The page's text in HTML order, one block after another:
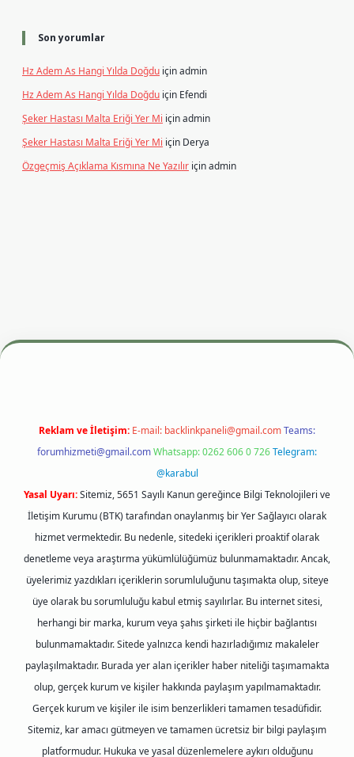
Son yorumlar
Hz Adem As Hangi Yılda Doğdu içinadmin
Hz Adem As Hangi Yılda Doğdu için Efendi
Şeker Hastası Malta Eriği Yer Mi içinadmin
Şeker Hastası Malta Eriği Yer Mi için Derya
Özgeçmiş Açıklama Kısmına Ne Yazılır içinadmin
betexper.xyzm elexbet
Reklam ve İletişim: E-mail: backlinkpaneli@gmail.comTeams:
forumhizmeti@gmail.comWhatsapp: 0262 606 0 726Telegram:
@karabul
Yasal Uyarı:Sitemiz, 5651 Sayılı Kanun gereğince Bilgi Teknolojileri ve
İletişim Kurumu (BTK) tarafından onaylanmış bir Yer Sağlayıcı olarak
hizmet vermektedir. Bu nedenle, sitedeki içerikleri proaktif olarak
denetleme veya araştırma yükümlülüğümüz bulunmamaktadır. Ancak,
üyelerimiz yazdıkları içeriklerin sorumluluğunu taşımakta olup, siteye
üye olarak bu sorumluluğu kabul etmiş sayılırlar. Bu internet sitesi,
herhangi bir marka, kurum veya şahıs şirketi ile hiçbir bağlantısı
bulunmamaktadır. Sitede yalnızca kendi hazırladığımız makaleler
paylaşılmaktadır. Burada yer alan içerikler haber niteliği taşımamakta
olup, gerçek kurum ve kişiler hakkında paylaşım yapılmamaktadır.
Gerçek kurum ve kişiler ile isim benzerlikleri tamamen tesadüfidir.
Sitemiz, kar amacı gütmeyen ve tamamen ücretsiz bir bilgi paylaşım
platformudur. Hukuka ve yasal düzenlemelere aykırı olduğunu